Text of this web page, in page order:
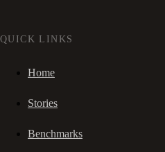
QUICK LINKS
Home
Stories
Benchmarks